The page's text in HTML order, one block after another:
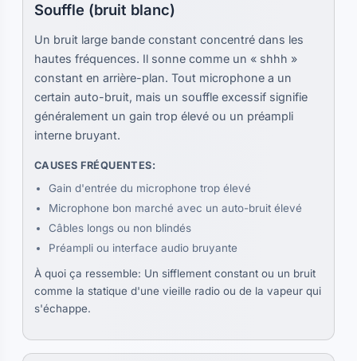
Souffle (bruit blanc)
Un bruit large bande constant concentré dans les
hautes fréquences. Il sonne comme un « shhh »
constant en arrière-plan. Tout microphone a un
certain auto-bruit, mais un souffle excessif signifie
généralement un gain trop élevé ou un préampli
interne bruyant.
CAUSES FRÉQUENTES:
Gain d'entrée du microphone trop élevé
Microphone bon marché avec un auto-bruit élevé
Câbles longs ou non blindés
Préampli ou interface audio bruyante
À quoi ça ressemble: Un sifflement constant ou un bruit
comme la statique d'une vieille radio ou de la vapeur qui
s'échappe.